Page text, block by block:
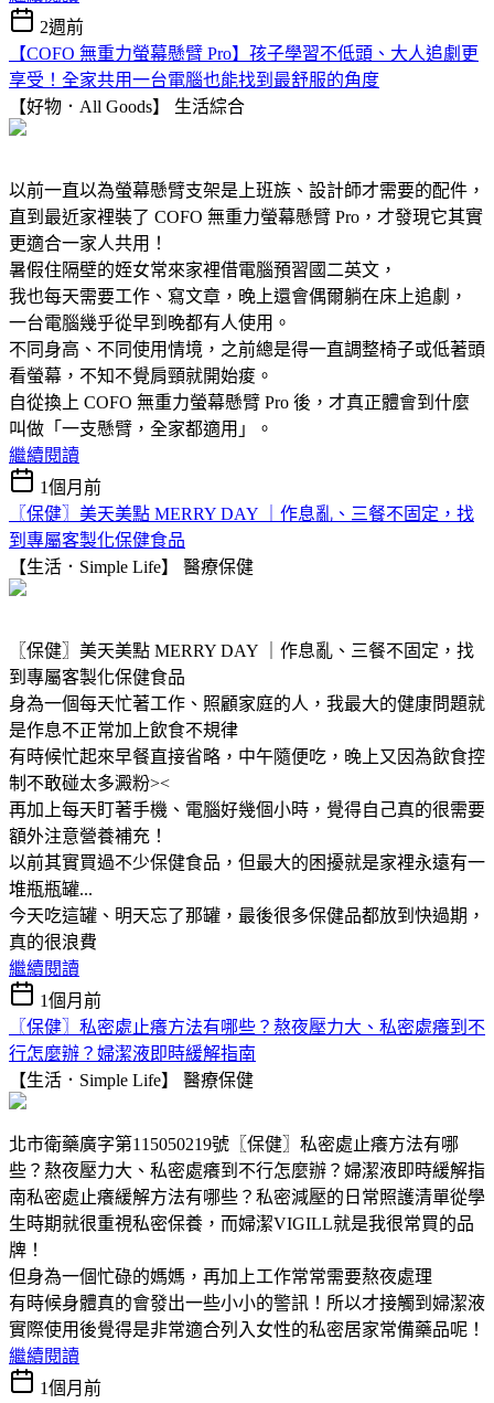
2週前
【COFO 無重力螢幕懸臂 Pro】孩子學習不低頭、大人追劇更
享受！全家共用一台電腦也能找到最舒服的角度
【好物．All Goods】 生活綜合
以前一直以為螢幕懸臂支架是上班族、設計師才需要的配件，
直到最近家裡裝了 COFO 無重力螢幕懸臂 Pro，才發現它其實
更適合一家人共用！
暑假住隔壁的姪女常來家裡借電腦預習國二英文，
我也每天需要工作、寫文章，晚上還會偶爾躺在床上追劇，
一台電腦幾乎從早到晚都有人使用。
不同身高、不同使用情境，之前總是得一直調整椅子或低著頭
看螢幕，不知不覺肩頸就開始痠。
自從換上 COFO 無重力螢幕懸臂 Pro 後，才真正體會到什麼
叫做「一支懸臂，全家都適用」。
繼續閱讀
1個月前
〖保健〗美天美點 MERRY DAY ｜作息亂、三餐不固定，找
到專屬客製化保健食品
【生活．Simple Life】 醫療保健
〖保健〗美天美點 MERRY DAY ｜作息亂、三餐不固定，找
到專屬客製化保健食品
身為一個每天忙著工作、照顧家庭的人，我最大的健康問題就
是作息不正常加上飲食不規律
有時候忙起來早餐直接省略，中午隨便吃，晚上又因為飲食控
制不敢碰太多澱粉><
再加上每天盯著手機、電腦好幾個小時，覺得自己真的很需要
額外注意營養補充！
以前其實買過不少保健食品，但最大的困擾就是家裡永遠有一
堆瓶瓶罐...
今天吃這罐、明天忘了那罐，最後很多保健品都放到快過期，
真的很浪費
繼續閱讀
1個月前
〖保健〗私密處止癢方法有哪些？熬夜壓力大、私密處癢到不
行怎麼辦？婦潔液即時緩解指南
【生活．Simple Life】 醫療保健
北市衛藥廣字第115050219號〖保健〗私密處止癢方法有哪
些？熬夜壓力大、私密處癢到不行怎麼辦？婦潔液即時緩解指
南私密處止癢緩解方法有哪些？私密減壓的日常照護清單從學
生時期就很重視私密保養，而婦潔VIGILL就是我很常買的品
牌！
但身為一個忙碌的媽媽，再加上工作常常需要熬夜處理
有時候身體真的會發出一些小小的警訊！所以才接觸到婦潔液
實際使用後覺得是非常適合列入女性的私密居家常備藥品呢！
繼續閱讀
1個月前